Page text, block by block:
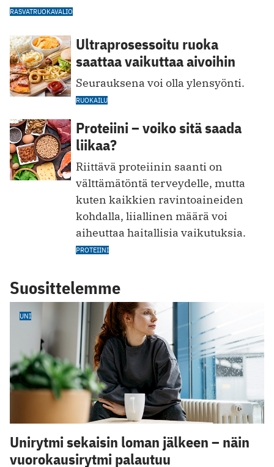
RASVATRUOKAVALIO
Ultraprosessoitu ruoka
saattaa vaikuttaa aivoihin
Seurauksena voi olla ylensyönti.
RUOKAILU
Proteiini – voiko sitä saada
liikaa?
Riittävä proteiinin saanti on
välttämätöntä terveydelle, mutta
kuten kaikkien ravintoaineiden
kohdalla, liiallinen määrä voi
aiheuttaa haitallisia vaikutuksia.
PROTEIINI
Suosittelemme
UNI
Unirytmi sekaisin loman jälkeen – näin
vuorokausirytmi palautuu